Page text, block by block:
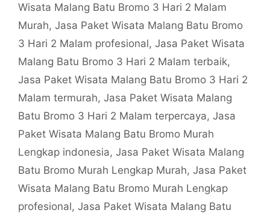
Wisata Malang Batu Bromo 3 Hari 2 Malam
Murah, Jasa Paket Wisata Malang Batu Bromo
3 Hari 2 Malam profesional, Jasa Paket Wisata
Malang Batu Bromo 3 Hari 2 Malam terbaik,
Jasa Paket Wisata Malang Batu Bromo 3 Hari 2
Malam termurah, Jasa Paket Wisata Malang
Batu Bromo 3 Hari 2 Malam terpercaya, Jasa
Paket Wisata Malang Batu Bromo Murah
Lengkap indonesia, Jasa Paket Wisata Malang
Batu Bromo Murah Lengkap Murah, Jasa Paket
Wisata Malang Batu Bromo Murah Lengkap
profesional, Jasa Paket Wisata Malang Batu